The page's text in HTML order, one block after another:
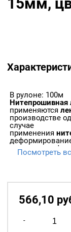
В рулоне: 100м
Нитепрошивная
применяются
производстве
случае
применения
сохраняется
пошитых
Посмотреть
566,10 р
-
товара